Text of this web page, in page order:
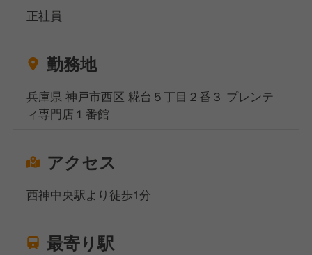
正社員
勤務地
兵庫県 神戸市西区 糀台５丁目２番３ プレンテ
ィ専門店１番館
アクセス
西神中央駅より徒歩1分
最寄り駅